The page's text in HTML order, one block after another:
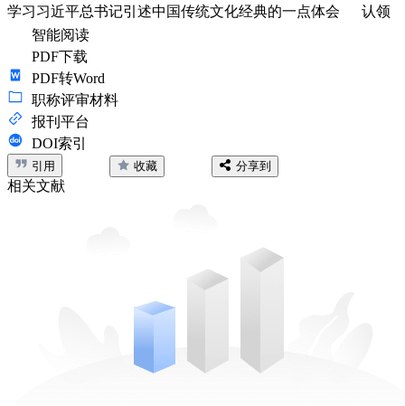
学习习近平总书记引述中国传统文化经典的一点体会
认领
智能阅读
PDF下载
PDF转Word
职称评审材料
报刊平台
DOI索引
引用 收藏 分享到
相关文献